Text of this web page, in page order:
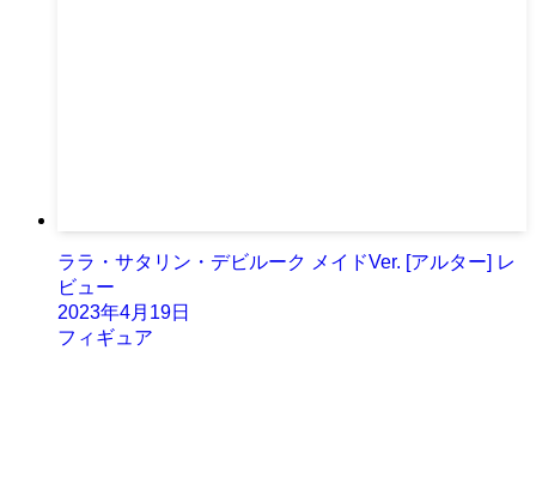
ララ・サタリン・デビルーク メイドVer. [アルター] レ
ビュー
2023年4月19日
フィギュア